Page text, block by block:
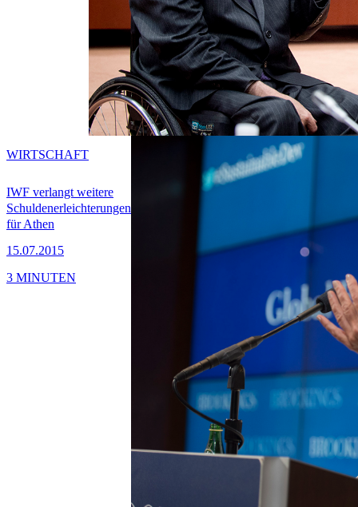
IWF verlangt weitere
Schuldenerleichterungen
für Athen
15.07.2015
WIRTSCHAFT
3 MINUTEN